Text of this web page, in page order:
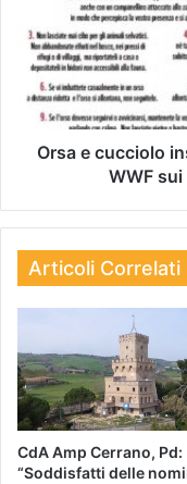
Orsa e cucciolo
WWF
Articoli Correlati
CdA Amp Cerrano, Pd:
“Soddisfatti delle